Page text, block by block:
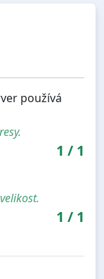
používá
1 / 1
1 / 1